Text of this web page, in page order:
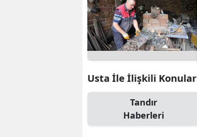
Usta İle İlişkili Konular
Tandır
Haberleri